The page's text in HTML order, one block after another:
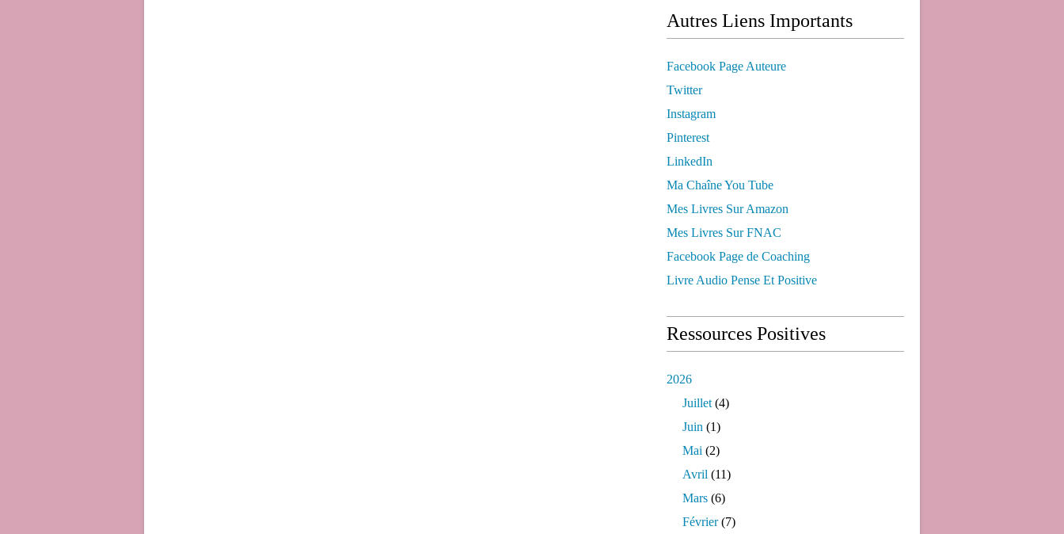
Autres Liens Importants
Facebook Page Auteure
Twitter
Instagram
Pinterest
LinkedIn
Ma Chaîne You Tube
Mes Livres Sur Amazon
Mes Livres Sur FNAC
Facebook Page de Coaching
Livre Audio Pense Et Positive
Ressources Positives
2026
Juillet (4)
Juin (1)
Mai (2)
Avril (11)
Mars (6)
Février(7)